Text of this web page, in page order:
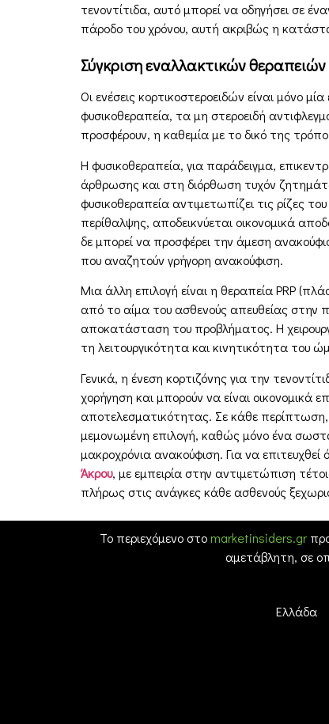
τενοντίτιδα, αυτό μπορεί να οδηγήσει σε
πάροδο του χρόνου, αυτή ακριβώς η
Σύγκριση εναλλακτικών θεραπειών
Οι ενέσεις κορτικοστεροειδών είναι μόνο
φυσικοθεραπεία, τα μη στεροειδή
προσφέρουν, η καθεμία με το δικό της
Η φυσικοθεραπεία, για παράδειγμα,
άρθρωσης και στη διόρθωση τυχόν
φυσικοθεραπεία αντιμετωπίζει τις ρίζες
περίθαλψης, αποδεικνύεται οικονομικά
δε μπορεί να προσφέρει την άμεση
που αναζητούν γρήγορη ανακούφιση.
Μια άλλη επιλογή είναι η θεραπεία PRP
από το αίμα του ασθενούς απευθείας στην
αποκατάσταση του προβλήματος. Η
τη λειτουργικότητα και κινητικότητα του
Γενικά, η ένεση κορτιζόνης για την
χορήγηση και μπορούν να είναι
αποτελεσματικότητας. Σε κάθε περίπτωση,
μεμονωμένη επιλογή, καθώς μόνο ένα
μακροχρόνια ανακούφιση. Για να
Άκρου, με εμπειρία στην αντιμετώπιση
πλήρως στις ανάγκες κάθε ασθενούς
Το περιεχόμενο στοmarketinsiders.gr
αμετάβλητη, σε
Ελλάδα